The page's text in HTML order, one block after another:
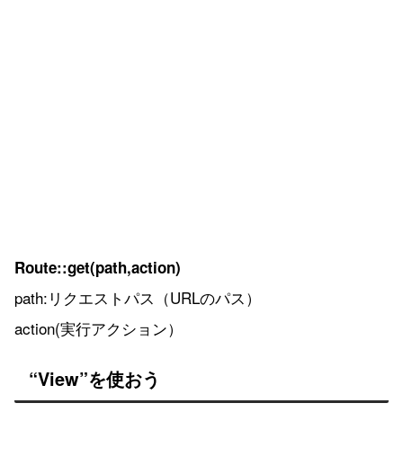
Route::get(path,action)
path:リクエストパス（URLのパス）
action(実行アクション）
“View”を使おう